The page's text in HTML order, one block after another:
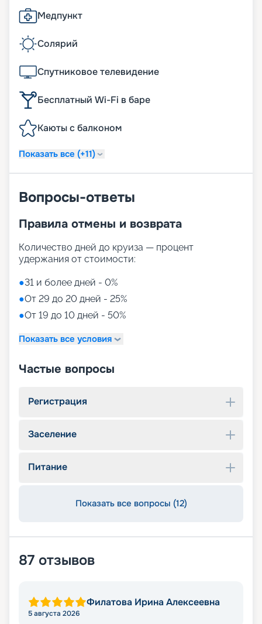
Медпункт
Солярий
Спутниковое телевидение
Бесплатный Wi-Fi в баре
Каюты с балконом
Показать все (+11)
Вопросы-ответы
Правила отмены и возврата
Количество дней до круиза — процент
удержания от стоимости:
●31 и более дней - 0%
●От 29 до 20 дней - 25%
●От 19 до 10 дней - 50%
Показать все условия
Частые вопросы
Регистрация
Заселение
Питание
Показать все вопросы (12)
87 отзывов
Филатова Ирина Алексеевна
5 августа 2026